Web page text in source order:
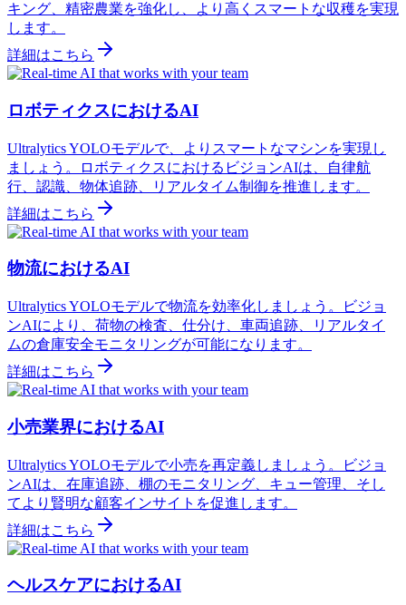
キング、精密農業を強化し、より高くスマートな収穫を実現
します。
詳細はこちら
ロボティクスにおけるAI
Ultralytics YOLOモデルで、よりスマートなマシンを実現し
ましょう。ロボティクスにおけるビジョンAIは、自律航
行、認識、物体追跡、リアルタイム制御を推進します。
詳細はこちら
物流におけるAI
Ultralytics YOLOモデルで物流を効率化しましょう。ビジョ
ンAIにより、荷物の検査、仕分け、車両追跡、リアルタイ
ムの倉庫安全モニタリングが可能になります。
詳細はこちら
小売業界におけるAI
Ultralytics YOLOモデルで小売を再定義しましょう。ビジョ
ンAIは、在庫追跡、棚のモニタリング、キュー管理、そし
てより賢明な顧客インサイトを促進します。
詳細はこちら
ヘルスケアにおけるAI